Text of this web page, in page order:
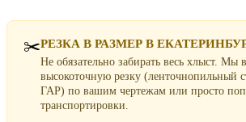
✂️РЕЗКА В РАЗМЕР В
Не обязательно забирать весь хлыст. Мы
высокоточную резку (ленточнопильный
ГАР) по вашим чертежам или просто
транспортировки.